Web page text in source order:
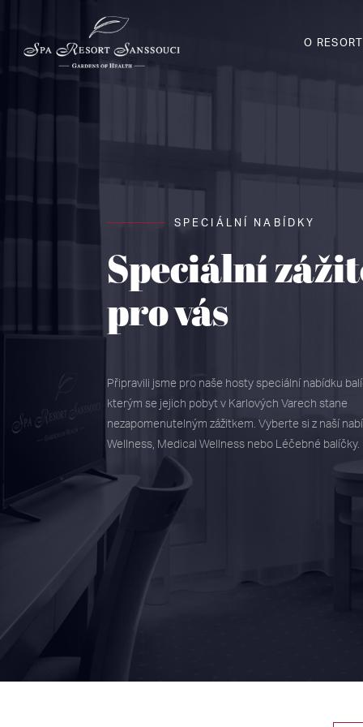
O
SPECIÁLNÍ NABÍDKY
Speciální
pro vás
Připravili jsme pro naše hosty speciální nabídku
kterým se jejich pobyt v Karlových Varech stane
nezapomenutelným zážitkem. Vyberte si z naší
Wellness, Medical Wellness nebo Léčebné balíčky.